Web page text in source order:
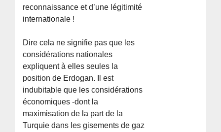
reconnaissance et d’une légitimité
internationale !
Dire cela ne signifie pas que les
considérations nationales
expliquent à elles seules la
position de Erdogan. Il est
indubitable que les considérations
économiques -dont la
maximisation de la part de la
Turquie dans les gisements de gaz